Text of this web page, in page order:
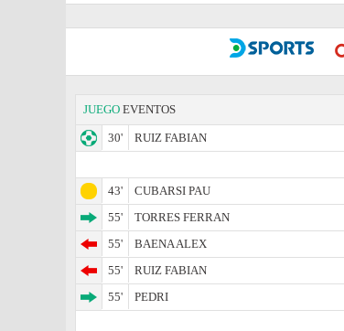
JUEGO EVENTOS
30'
RUIZ FABIAN
43'
CUBARSI PAU
55'
TORRES FERRAN
55'
BAENA ALEX
55'
RUIZ FABIAN
55'
PEDRI